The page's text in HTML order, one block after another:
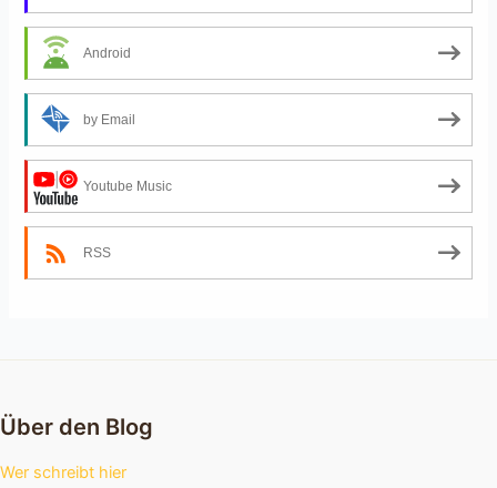
Android
by Email
Youtube Music
RSS
Über den Blog
Wer schreibt hier